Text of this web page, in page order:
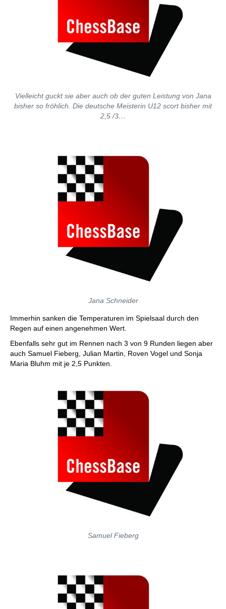
Vielleicht guckt sie aber auch ob der guten Leistung von Jana
bisher so fröhlich. Die deutsche Meisterin U12 scort bisher mit
2,5 /3…
Jana Schneider
Immerhin sanken die Temperaturen im Spielsaal durch den
Regen auf einen angenehmen Wert.
Ebenfalls sehr gut im Rennen nach 3 von 9 Runden liegen aber
auch Samuel Fieberg, Julian Martin, Roven Vogel und Sonja
Maria Bluhm mit je 2,5 Punkten.
Samuel Fieberg